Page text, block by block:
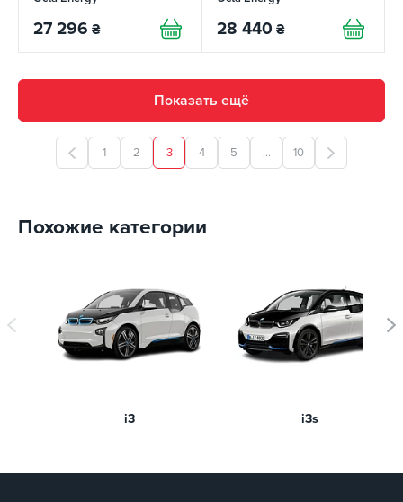
27 296 ₴ 28 440 ₴
Показать ещё
1 2 3 4 5 ... 10
Похожие категории
i3 i3s